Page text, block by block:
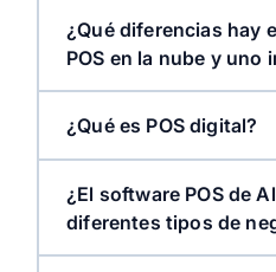
¿Qué diferencias hay
POS en la nube y uno
¿Qué es POS digital?
¿El software POS de
diferentes tipos de